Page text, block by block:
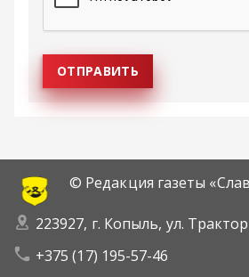
© Редакция газеты
223927, г. Копыль, ул.
+375 (17) 195-57-46